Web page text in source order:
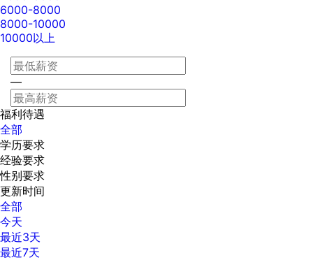
6000-8000
8000-10000
10000以上
—
福利待遇
全部
学历要求
经验要求
性别要求
更新时间
全部
今天
最近3天
最近7天